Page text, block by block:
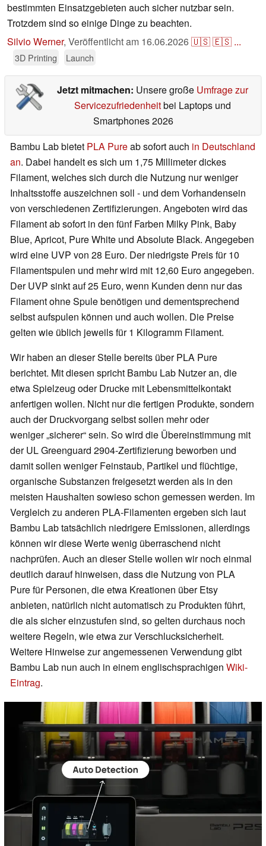
bestimmten Einsatzgebieten auch sicher nutzbar sein.
Trotzdem sind so einige Dinge zu beachten.
Silvio Werner, Veröffentlicht am 16.06.2026🇺🇸🇪🇸 ...
3D Printing Launch
Jetzt mitmachen: Unsere große Umfrage zur
Servicezufriedenheitbei Laptops und
Smartphones 2026
Bambu Lab bietet PLA Pureab sofort auch in Deutschland
an. Dabei handelt es sich um 1,75 Millimeter dickes
Filament, welches sich durch die Nutzung nur weniger
Inhaltsstoffe auszeichnen soll - und dem Vorhandensein
von verschiedenen Zertifizierungen. Angeboten wird das
Filament ab sofort in den fünf Farben Milky Pink, Baby
Blue, Apricot, Pure White und Absolute Black. Angegeben
wird eine UVP von 28 Euro. Der niedrigste Preis für 10
Filamentspulen und mehr wird mit 12,60 Euro angegeben.
Der UVP sinkt auf 25 Euro, wenn Kunden denn nur das
Filament ohne Spule benötigen und dementsprechend
selbst aufspulen können und auch wollen. Die Preise
gelten wie üblich jeweils für 1 Kilogramm Filament.
Wir haben an dieser Stelle bereits über PLA Pure
berichtet. Mit diesen spricht Bambu Lab Nutzer an, die
etwa Spielzeug oder Drucke mit Lebensmittelkontakt
anfertigen wollen. Nicht nur die fertigen Produkte, sondern
auch der Druckvorgang selbst sollen mehr oder
weniger „sicherer“ sein. So wird die Übereinstimmung mit
der UL Greenguard 2904-Zertifizierung beworben und
damit sollen weniger Feinstaub, Partikel und flüchtige,
organische Substanzen freigesetzt werden als in den
meisten Haushalten sowieso schon gemessen werden. Im
Vergleich zu anderen PLA-Filamenten ergeben sich laut
Bambu Lab tatsächlich niedrigere Emissionen, allerdings
können wir diese Werte wenig überraschend nicht
nachprüfen. Auch an dieser Stelle wollen wir noch einmal
deutlich darauf hinweisen, dass die Nutzung von PLA
Pure für Personen, die etwa Kreationen über Etsy
anbieten, natürlich nicht automatisch zu Produkten führt,
die als sicher einzustufen sind, so gelten durchaus noch
weitere Regeln, wie etwa zur Verschlucksicherheit.
Weitere Hinweise zur angemessenen Verwendung gibt
Bambu Lab nun auch in einem englischsprachigen Wiki-
Eintrag.